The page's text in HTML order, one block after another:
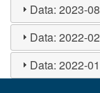
Data:2023-
Data:2022-
Data:2022-